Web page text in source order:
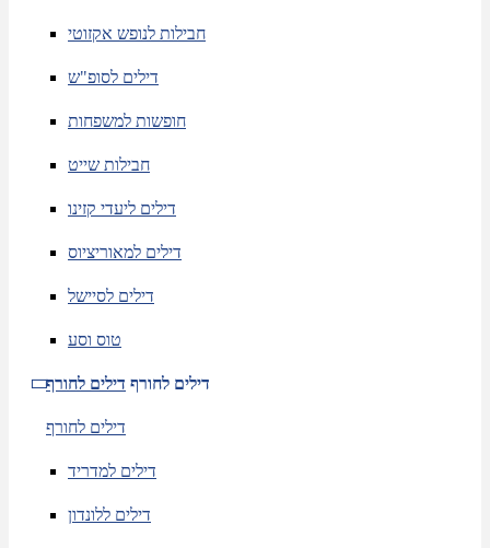
חבילות לנופש אקזוטי
דילים לסופ"ש
חופשות למשפחות
חבילות שייט
דילים ליעדי קזינו
דילים למאוריציוס
דילים לסיישל
טוס וסע
דילים לחורף דילים לחורף
דילים לחורף
דילים למדריד
דילים ללונדון